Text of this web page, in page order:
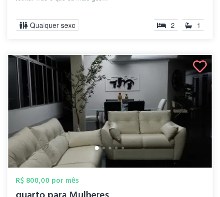
Qualquer sexo 2 1
R$ 800,00 por mês